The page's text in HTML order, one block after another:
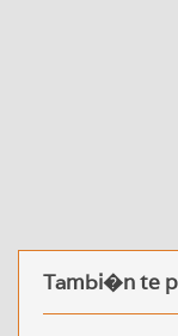
Tambi�n te